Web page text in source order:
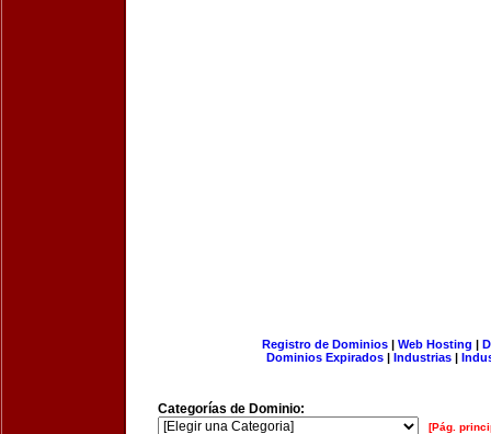
Registro de Dominios| Web Hosting |
Dominios Expirados | Industrias |
Categorías de Dominio:
[Pág.